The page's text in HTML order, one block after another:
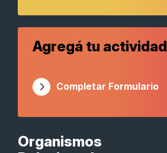
Organismos
Agregá tu actividad
Completar Formulario